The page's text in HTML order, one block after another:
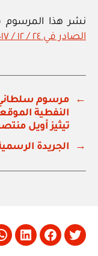
نشر هذا المرسوم
الصادر في ٢٤ / ١٢ / ٢٠١٧م
←
النفطية
تيثيز أويل
→
الجريدة الرسمية
Twitter
Facebook